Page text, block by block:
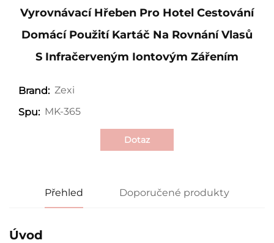
Vyrovnávací Hřeben Pro Hotel Cestování
Domácí Použití Kartáč Na Rovnání Vlasů
S Infračerveným Iontovým Zářením
Brand: Zexi
Spu: MK-365
Dotaz
Přehled Doporučené produkty
Úvod